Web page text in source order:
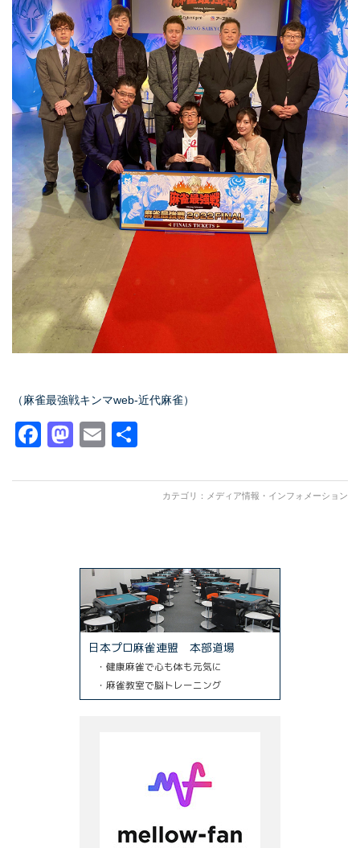
（麻雀最強戦キンマweb-近代麻雀）
Facebook
Mastodon
Email
カテゴリ： メディア情報・インフォメーション
日本プロ麻雀連盟 本部道場
・健康麻雀で心も体も元気に
・麻雀教室で脳トレーニング